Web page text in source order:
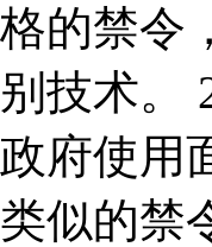
格的禁令
别技术。
政府使用
类似的禁